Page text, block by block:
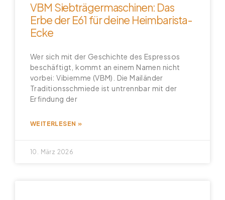
VBM Siebträgermaschinen: Das
Erbe der E61 für deine Heimbarista-
Ecke
Wer sich mit der Geschichte des Espressos
beschäftigt, kommt an einem Namen nicht
vorbei: Vibiemme (VBM). Die Mailänder
Traditionsschmiede ist untrennbar mit der
Erfindung der
WEITERLESEN »
10. März 2026